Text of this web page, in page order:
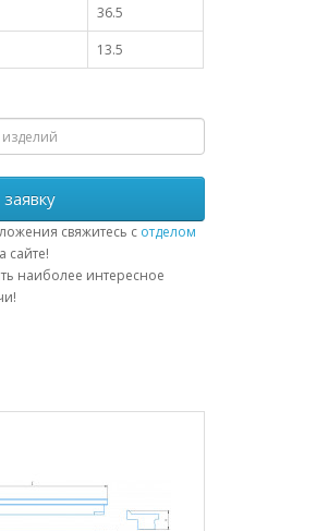
36.5
13.5
свяжитесь с отделом
сайте!
наиболее интересное